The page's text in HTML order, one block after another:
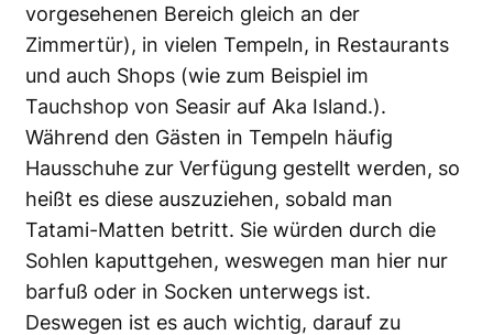
vorgesehenen Bereich gleich an der
Zimmertür), in vielen Tempeln, in Restaurants
und auch Shops (wie zum Beispiel im
Tauchshop von Seasir auf Aka Island.).
Während den Gästen in Tempeln häufig
Hausschuhe zur Verfügung gestellt werden, so
heißt es diese auszuziehen, sobald man
Tatami-Matten betritt. Sie würden durch die
Sohlen kaputtgehen, weswegen man hier nur
barfuß oder in Socken unterwegs ist.
Deswegen ist es auch wichtig, darauf zu